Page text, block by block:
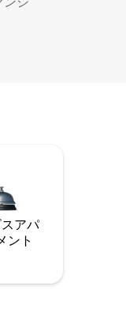
アパ
ント